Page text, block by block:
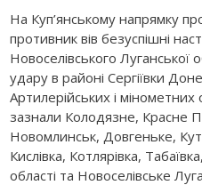
На Куп’янському напрямку
противник вів безуспішні
Новоселівського Луганської
удару в районі Сергіївки
Артилерійських і мінометних
зазнали Колодязне, Красне
Новомлинськ, Довгеньке,
Кислівка, Котлярівка,
області та Новоселівське